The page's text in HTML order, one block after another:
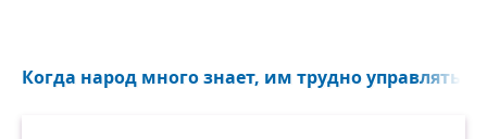
Когда народ много знает, им трудно управлять...